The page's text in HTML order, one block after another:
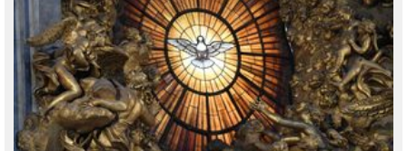
(Accesskey
'3') Zur
Suche
springen
(Accesskey